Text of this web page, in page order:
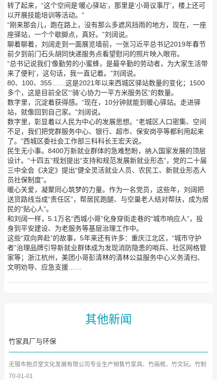
转了起来，“这个空间是‘暖心驿站’，那里是‘小哥议事厅’，楼上还可
以开展技能培训等活动。”
“刚来那会儿，跑在路上，没有那么多遮风挡雨的地方，现在，一座
座驿站，一个个歇脚点，真好。”刘阔说。
聊着聊着，刘阔走到一面展览墙前，一张习近平总书记2019年春节
前夕到前门石头胡同快递服务点看望慰问的照片映入眼帘。
“总书记说我们‘像勤劳的小蜜蜂，是最辛勤的劳动者，为大家生活带
来了便利’，这句话，我一直记着。”刘阔说。
80、100、355……这是2021年以来西城区驿站数量的变化；1500
多个，这是目前全区“‘骑’心协力一平方米服务区”的数量。
数字里，沉淀着获得感。“现在，10分钟就能到暖心驿站。走进驿
站，就像回到自己家。”刘阔说。
数字里，彰显着以人民为中心的发展思想。“老城区人口密集、空间
不足，我们把党群服务中心、银行、超市、保安岗亭等都利用起来
了。”西城区委社会工作部三科科长王宏天说。
民生无小事。8400万新就业群体的急难愁盼，纳入国家发展的顶层
设计。“十四五”规划提出“支持和规范发展新就业形态”，党的二十届
三中全会《决定》提出“健全灵活就业人员、农民工、新就业形态人
员社保制度”。
暖心关爱，凝聚同心筑梦的力量。作为一名党员，这些年，刘阔把
送货路线当成“责任区”，帮居民跑腿、与空巢老人结对帮扶，成为居
民的“贴心人”。
和刘阔一样，5.1万名“西城小哥”化身穿街走巷的“城市响应人”，投
身到平安建设、为老服务等基层治理工作中。
这些“双向奔赴”的故事，5年来还有许多：重庆江北区，“城市守护
者”治理品牌引导新就业群体成为发现消防隐患的哨兵、社区网格管
家等；浙江杭州，美团小哥彭清林的清林公益服务中心义务清扫、
文明劝导、应急支援……
其他新闻
竹家具厂与环保
无锡市抱贞堂文化发展有限公司专业生产销售竹家具、竹画框、竹文玩。竹制
家居由工艺美术师许克...
70-01-01